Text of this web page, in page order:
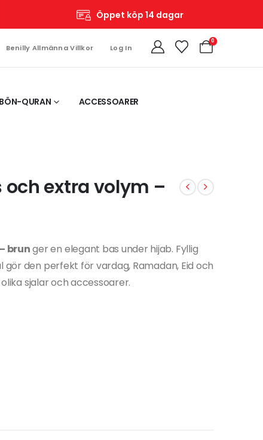
Öppet köp 14 dagar
Benilly Allmänna Villkor Log In
0
BÖN-QURAN ACCESSOARER
extra volym –
brunger en elegant bas under hijab. Fyllig
den perfekt för vardag, Ramadan, Eid och
sjalar och accessoarer.